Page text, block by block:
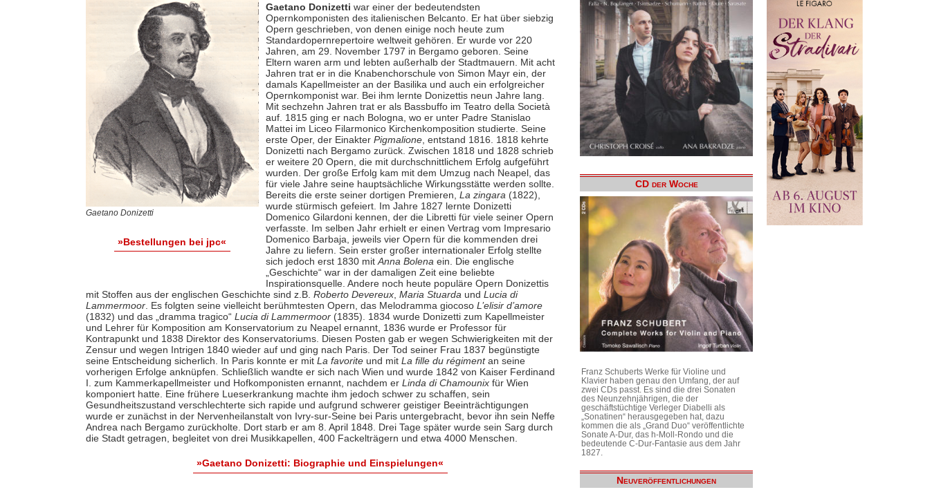
Gaetano Donizetti
»Bestellungen bei jpc«
Gaetano Donizetti war einer der bedeutendsten
Opernkomponisten des italienischen Belcanto. Er hat über siebzig
Opern geschrieben, von denen einige noch heute zum
Standardopernrepertoire weltweit gehören. Er wurde vor 220
Jahren, am 29. November 1797 in Bergamo geboren. Seine
Eltern waren arm und lebten außerhalb der Stadtmauern. Mit acht
Jahren trat er in die Knabenchorschule von Simon Mayr ein, der
damals Kapellmeister an der Basilika und auch ein erfolgreicher
Opernkomponist war. Bei ihm lernte Donizettis neun Jahre lang.
Mit sechzehn Jahren trat er als Bassbuffo im Teatro della Società
auf. 1815 ging er nach Bologna, wo er unter Padre Stanislao
Mattei im Liceo Filarmonico Kirchenkomposition studierte. Seine
erste Oper, der Einakter Pigmalione, entstand 1816. 1818 kehrte
Donizetti nach Bergamo zurück. Zwischen 1818 und 1828 schrieb
er weitere 20 Opern, die mit durchschnittlichem Erfolg aufgeführt
wurden. Der große Erfolg kam mit dem Umzug nach Neapel, das
für viele Jahre seine hauptsächliche Wirkungsstätte werden sollte.
Bereits die erste seiner dortigen Premieren, La zingara (1822),
wurde stürmisch gefeiert. Im Jahre 1827 lernte Donizetti
Domenico Gilardoni kennen, der die Libretti für viele seiner Opern
verfasste. Im selben Jahr erhielt er einen Vertrag vom Impresario
Domenico Barbaja, jeweils vier Opern für die kommenden drei
Jahre zu liefern. Sein erster großer internationaler Erfolg stellte
sich jedoch erst 1830 mit Anna Bolena ein. Die englische
„Geschichte“ war in der damaligen Zeit eine beliebte
Inspirationsquelle. Andere noch heute populäre Opern Donizettis
mit Stoffen aus der englischen Geschichte sind z.B. Roberto Devereux, Maria Stuarda und Lucia di
Lammermoor. Es folgten seine vielleicht berühmtesten Opern, das Melodramma giocoso L’elisir d’amore
(1832) und das „dramma tragico“ Lucia di Lammermoor(1835). 1834 wurde Donizetti zum Kapellmeister
und Lehrer für Komposition am Konservatorium zu Neapel ernannt, 1836 wurde er Professor für
Kontrapunkt und 1838 Direktor des Konservatoriums. Diesen Posten gab er wegen Schwierigkeiten mit der
Zensur und wegen Intrigen 1840 wieder auf und ging nach Paris. Der Tod seiner Frau 1837 begünstigte
seine Entscheidung sicherlich. In Paris konnte er mit La favoriteund mit La fille du régimentan seine
vorherigen Erfolge anknüpfen. Schließlich wandte er sich nach Wien und wurde 1842 von Kaiser Ferdinand
I. zum Kammerkapellmeister und Hofkomponisten ernannt, nachdem er Linda di Chamounixfür Wien
komponiert hatte. Eine frühere Lueserkrankung machte ihm jedoch schwer zu schaffen, sein
Gesundheitszustand verschlechterte sich rapide und aufgrund schwerer geistiger Beeinträchtigungen
wurde er zunächst in der Nervenheilanstalt von Ivry-sur-Seine bei Paris untergebracht, bevor ihn sein Neffe
Andrea nach Bergamo zurückholte. Dort starb er am 8. April 1848. Drei Tage später wurde sein Sarg durch
die Stadt getragen, begleitet von drei Musikkapellen, 400 Fackelträgern und etwa 4000 Menschen.
»Gaetano Donizetti: Biographie und Einspielungen«
CD der Woche
Franz Schuberts Werke für Violine und
Klavier haben genau den Umfang, der auf
zwei CDs passt. Es sind die drei Sonaten
des Neunzehnjährigen, die der
geschäftstüchtige Verleger Diabelli als
„Sonatinen“ herausgegeben hat, dazu
kommen die als „Grand Duo“ veröffentlichte
Sonate A-Dur, das h-Moll-Rondo und die
bedeutende C-Dur-Fantasie aus dem Jahr
1827.
Neuveröffentlichungen